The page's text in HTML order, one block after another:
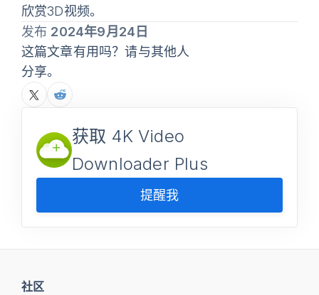
欣赏3D视频。
发布 2024年9月24日
这篇文章有用吗？请与其他人
分享。
获取 4K Video
Downloader Plus
提醒我
社区